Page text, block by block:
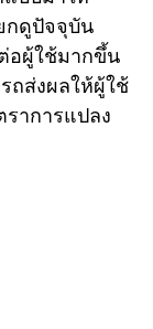
กดูปัจจุบัน
อผู้ใช้มากขึ้น
ถส่งผลให้ผู้ใช้
าการแปลง